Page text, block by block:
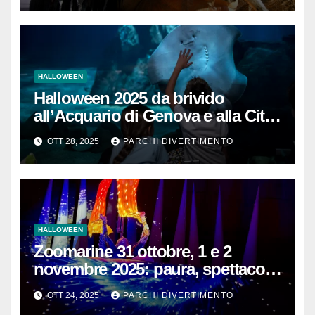
HALLOWEEN
Halloween 2025 da brivido
all’Acquario di Genova e alla Città
dei Bambini e dei Ragazzi
OTT 28, 2025 PARCHI DIVERTIMENTO
HALLOWEEN
Zoomarine 31 ottobre, 1 e 2
novembre 2025: paura, spettacolo
e divertimento per tutta la
famiglia!
OTT 24, 2025 PARCHI DIVERTIMENTO